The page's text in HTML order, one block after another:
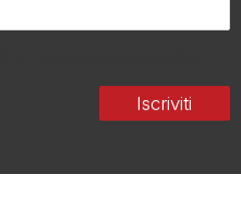
Iscriviti